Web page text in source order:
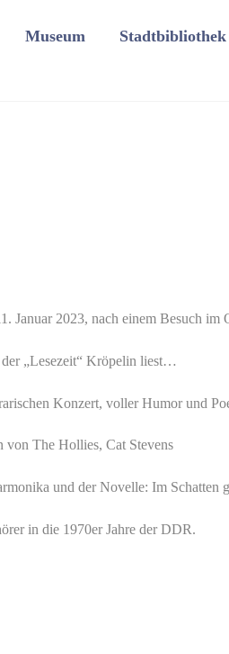
Museum Stadtbibliothek
Januar 2023, nach einem Besuch im
der „Lesezeit“ Kröpelin liest…
Konzert, voller Humor und
von The Hollies, Cat Stevens
und der Novelle: Im Schatten
in die 1970er Jahre der DDR.